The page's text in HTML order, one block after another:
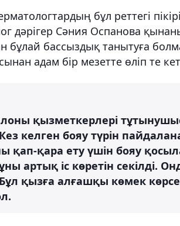
бұл реттегі
дәрігер Сәния Оспанова
бұлай бассыздық танытуға
адам бір мезетте өліп те
қызметкерлері
келген бояу түрін
қап-қара ету үшін бояу
артық іс көретін секілді.
қызға алғашқы көмек